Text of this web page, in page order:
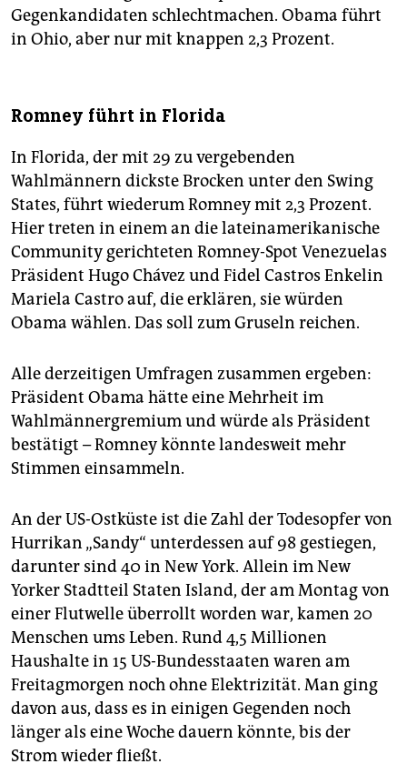
Gegenkandidaten schlechtmachen. Obama führt
in Ohio, aber nur mit knappen 2,3 Prozent.
Romney führt in Florida
In Florida, der mit 29 zu vergebenden
Wahlmännern dickste Brocken unter den Swing
States, führt wiederum Romney mit 2,3 Prozent.
Hier treten in einem an die lateinamerikanische
Community gerichteten Romney-Spot Venezuelas
Präsident Hugo Chávez und Fidel Castros Enkelin
Mariela Castro auf, die erklären, sie würden
Obama wählen. Das soll zum Gruseln reichen.
Alle derzeitigen Umfragen zusammen ergeben:
Präsident Obama hätte eine Mehrheit im
Wahlmännergremium und würde als Präsident
bestätigt – Romney könnte landesweit mehr
Stimmen einsammeln.
An der US-Ostküste ist die Zahl der Todesopfer von
Hurrikan „Sandy“ unterdessen auf 98 gestiegen,
darunter sind 40 in New York. Allein im New
Yorker Stadtteil Staten Island, der am Montag von
einer Flutwelle überrollt worden war, kamen 20
Menschen ums Leben. Rund 4,5 Millionen
Haushalte in 15 US-Bundesstaaten waren am
Freitagmorgen noch ohne Elektrizität. Man ging
davon aus, dass es in einigen Gegenden noch
länger als eine Woche dauern könnte, bis der
Strom wieder fließt.